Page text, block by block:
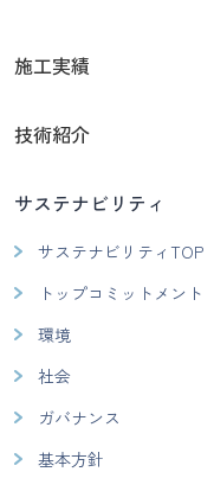
施工実績
技術紹介
サステナビリティ
サステナビリティTOP
トップコミットメント
環境
社会
ガバナンス
基本方針